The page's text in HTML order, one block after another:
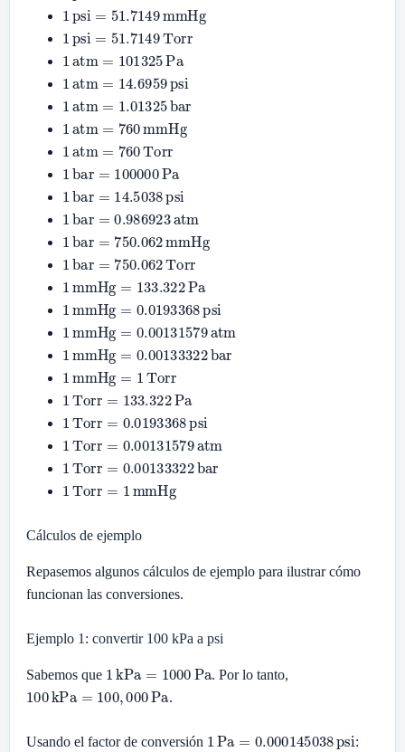
1
psi 51.7149mmHg
1
psi 51.7149Torr
1
atm 101325Pa
1
atm 14.6959psi
1
atm 1.01325bar
1
atm 760mmHg
1
atm 760Torr
1 bar 100000Pa
1 bar 14.5038psi
1 bar 0.986923atm
1 bar 750.062mmHg
1 bar 750.062Torr
1
mmHg 133.322Pa
1
mmHg 0.0193368psi
1
mmHg 0.00131579atm
1
mmHg 0.00133322bar
1
mmHg
Torr
1 Torr 133.322Pa
1 Torr 0.0193368psi
1 Torr 0.00131579atm
1 Torr 0.00133322bar
1 Torr mmHg
Cálculos de ejemplo
Repasemos algunos cálculos de ejemplo para ilustrar cómo
funcionan las conversiones.
Ejemplo 1: convertir 100 kPa a psi
Sabemos que 1 kPa 1000Pa . Por lo tanto,
100 kPa 100,000Pa .
Usando el factor de conversión 1 Pa 0.000145038psi :